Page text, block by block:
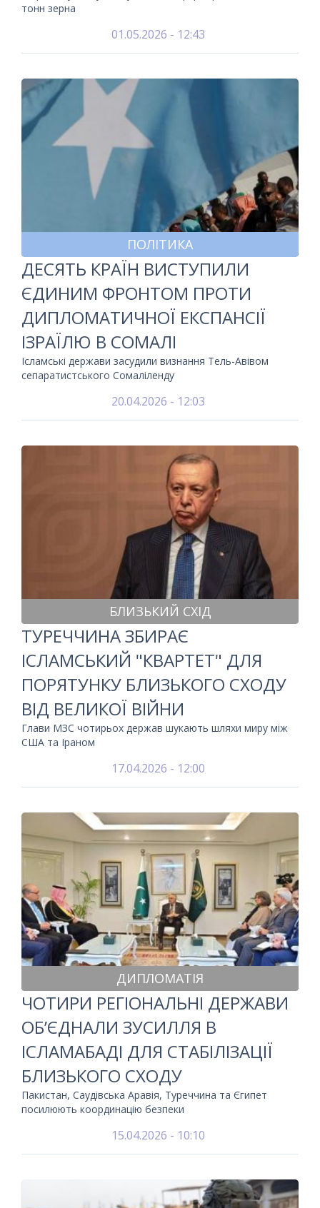
тонн зерна
01.05.2026 - 12:43
ПОЛІТИКА
ДЕСЯТЬ КРАЇН ВИСТУПИЛИ
ЄДИНИМ ФРОНТОМ ПРОТИ
ДИПЛОМАТИЧНОЇ ЕКСПАНСІЇ
ІЗРАЇЛЮ В СОМАЛІ
Ісламські держави засудили визнання Тель-Авівом
сепаратистського Сомаліленду
20.04.2026 - 12:03
БЛИЗЬКИЙ СХІД
ТУРЕЧЧИНА ЗБИРАЄ
ІСЛАМСЬКИЙ "КВАРТЕТ" ДЛЯ
ПОРЯТУНКУ БЛИЗЬКОГО СХОДУ
ВІД ВЕЛИКОЇ ВІЙНИ
Глави МЗС чотирьох держав шукають шляхи миру між
США та Іраном
17.04.2026 - 12:00
ДИПЛОМАТІЯ
ЧОТИРИ РЕГІОНАЛЬНІ ДЕРЖАВИ
ОБ’ЄДНАЛИ ЗУСИЛЛЯ В
ІСЛАМАБАДІ ДЛЯ СТАБІЛІЗАЦІЇ
БЛИЗЬКОГО СХОДУ
Пакистан, Саудівська Аравія, Туреччина та Єгипет
посилюють координацію безпеки
15.04.2026 - 10:10